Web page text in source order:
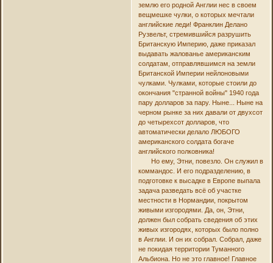
землю его родной Англии нес в своем
вещмешке чулки, о которых мечтали
английские леди! Франклин Делано
Рузвельт, стремившийся разрушить
Британскую Империю, даже приказал
выдавать жалованье американским
солдатам, отправлявшимся на земли
Британской Империи нейлоновыми
чулками. Чулками, которые стоили до
окончания "странной войны" 1940 года
пару долларов за пару. Ныне... Ныне на
черном рынке за них давали от двухсот
до четырехсот долларов, что
автоматически делало ЛЮБОГО
американского солдата богаче
английского полковника!
Но ему, Этни, повезло. Он служил в
коммандос. И его подразделению, в
подготовке к высадке в Европе выпала
задача разведать всё об участке
местности в Нормандии, покрытом
живыми изгородями. Да, он, Этни,
должен был собрать сведения об этих
живых изгородях, которых было полно
в Англии. И он их собрал. Собрал, даже
не покидая территории Туманного
Альбиона. Но не это главное! Главное